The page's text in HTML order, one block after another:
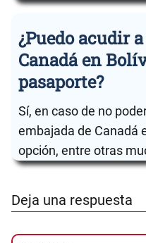
¿Puedo acudir
Canadá en
pasaporte?
Sí, en caso de no
embajada de Canadá
opción, entre otras
Deja una respuesta